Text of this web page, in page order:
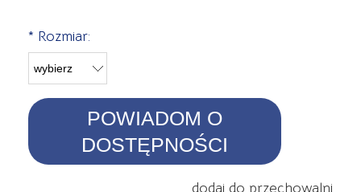
* Rozmiar:
POWIADOM O
DOSTĘPNOŚCI
dodaj do przechowalni